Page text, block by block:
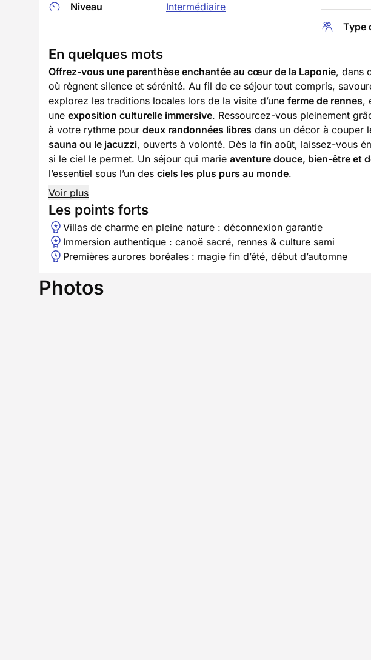
Niveau Intermédiaire
Type
En quelques mots
Offrez-vous une parenthèse enchantée au cœur de la Laponie, dans
où règnent silence et sérénité. Au fil de ce séjour tout compris,
explorez les traditions locales lors de la visite d’une ferme de rennes,
une exposition culturelle immersive. Ressourcez-vous pleinement
à votre rythme pour deux randonnées libres dans un décor à couper
sauna ou le jacuzzi, ouverts à volonté. Dès la fin août, laissez-vous
si le ciel le permet. Un séjour qui marie aventure douce, bien-être et
l’essentiel sous l’un des ciels les plus purs au monde.
Voir plus
Les points forts
Villas de charme en pleine nature : déconnexion garantie
Immersion authentique : canoë sacré, rennes & culture sami
Premières aurores boréales : magie fin d’été, début d’automne
Photos